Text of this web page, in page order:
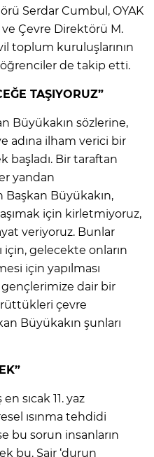
Serdar Cumbul, OYAK
Çevre Direktörü M.
toplum kuruluşlarının
de takip etti.
TAŞIYORUZ”
Büyükakın sözlerine,
adına ilham verici bir
başladı. Bir taraftan
yandan
Büyükakın,
için kirletmiyoruz,
veriyoruz. Bunlar
gelecekte onların
için yapılması
gençlerimize dair bir
çevre
Büyükakın şunları
sıcak 11. yaz
ısınma tehdidi
bu sorun insanların
bu. Şair ‘durun